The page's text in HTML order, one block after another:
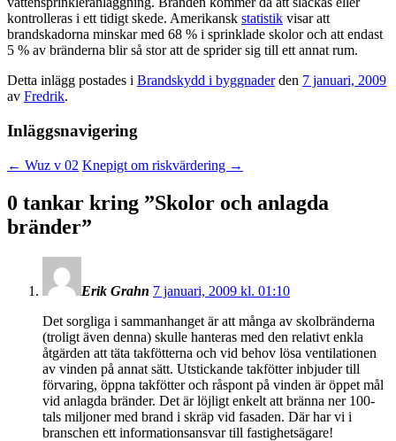
kontrolleras i ett tidigt skede. Amerikansk statistik visar att
brandskadorna minskar med 68 % i sprinklade skolor och att endast
5 % av bränderna blir så stor att de sprider sig till ett annat rum.
Detta inlägg postades i Brandskydd i byggnaderden 7 januari, 2009
av Fredrik.
Inläggsnavigering
← Wuz v 02 Knepigt om riskvärdering →
0 tankar kring ”Skolor och anlagda
bränder”
Erik Grahn 7 januari, 2009 kl. 01:10
Det sorgliga i sammanhanget är att många av skolbränderna
(troligt även denna) skulle hanteras med den relativt enkla
åtgärden att täta takfötterna och vid behov lösa ventilationen
av vinden på annat sätt. Utstickande takfötter inbjuder till
förvaring, öppna takfötter och råspont på vinden är öppet mål
vid anlagda bränder. Det är löjligt enkelt att bränna ner 100-
tals miljoner med brand i skräp vid fasaden. Där har vi i
branschen ett informationsansvar till fastighetsägare!